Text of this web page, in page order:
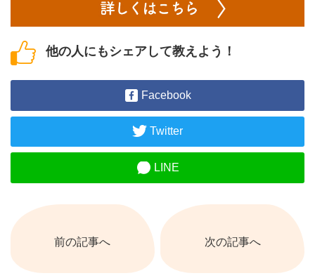
他の人にもシェアして教えよう！
Facebook
Twitter
LINE
前の記事へ 次の記事へ